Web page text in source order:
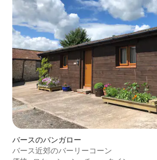
バースのバンガロー
バース近郊のバーリーコーン